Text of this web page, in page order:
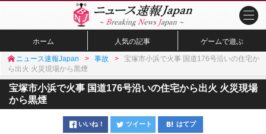
ホーム 人気の記事 ゲームで遊ぶ
ニュース速報Japan 事故
宝塚市小浜で火事 国道176号沿いの住宅か
ら出火 火災現場から黒煙
宝塚市小浜で火事 国道176号沿いの住宅から出火 火災現場
から黒煙
いいね！ ツイート はてブ